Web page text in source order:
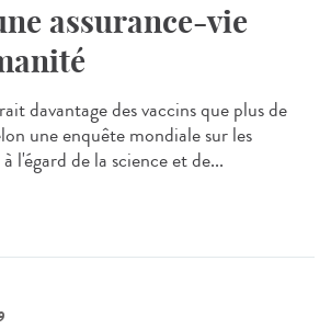
assurance-vie
davantage des vaccins que plus de
une enquête mondiale sur les
l'égard de la science et de...